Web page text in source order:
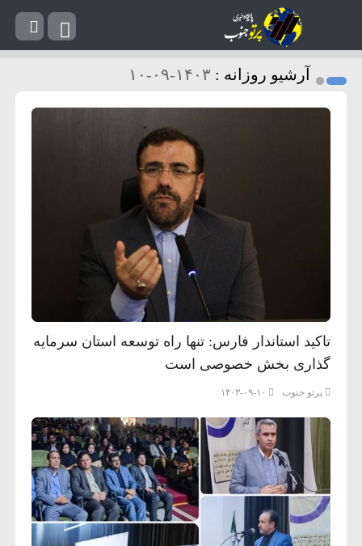
آرشیو روزانه : ۱۴۰۳-۰۹-۱۰
تاکید استاندار فارس: تنها راه توسعه استان سرمایه
گذاری بخش خصوصی است
پرتو جنوب ۱۴۰۳-۰۹-۱۰